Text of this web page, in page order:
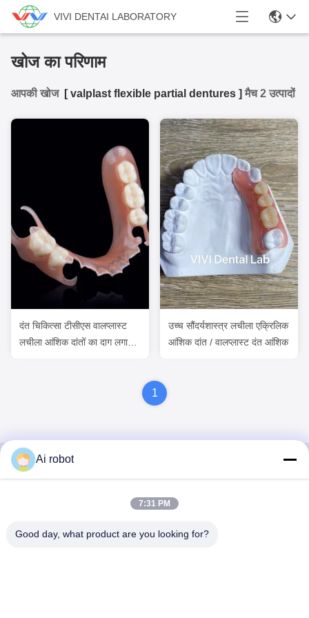
VIVI DENTAI LABORATORY
खोज का परिणाम
आपकी खोज [valplast flexible partial dentures ] मैच 2 उत्पादों
दंत चिकित्सा टीसीएस वालप्लास्ट
लचीला आंशिक दांतों का दाग लगाना
उच्च सौंदर्यशास्त्र लचीला एक्रिलिक
आंशिक दांत / वालप्लास्ट दंत आंशिक
1
LABORATORY
Ai robot
7:31 PM
Good day, what product are you looking for?